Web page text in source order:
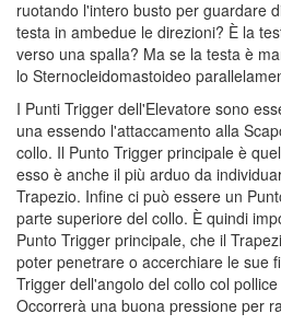
ruotando l'intero busto per guardare
testa in ambedue le direzioni? È la
verso una spalla? Ma se la testa è
lo Sternocleidomastoideo
I Punti Trigger dell'Elevatore sono
una essendo l'attaccamento alla
collo. Il Punto Trigger principale è
esso è anche il più arduo da
Trapezio. Infine ci può essere un
parte superiore del collo. È quindi
Punto Trigger principale, che il
poter penetrare o accerchiare le sue
Trigger dell'angolo del collo col
Occorrerà una buona pressione per